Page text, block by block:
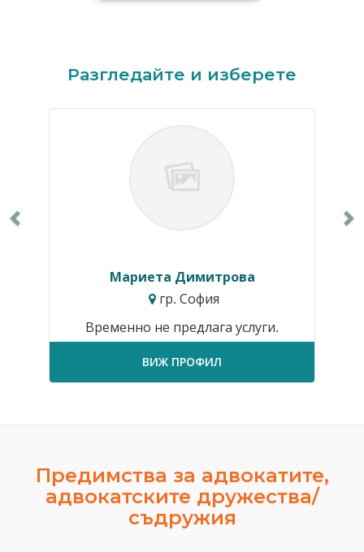
Разгледайте и изберете
Мариета Димитрова
гр. София
Временно не предлага услуги.
ВИЖ ПРОФИЛ
Предимства за адвокатите,
адвокатските дружества/
съдружия